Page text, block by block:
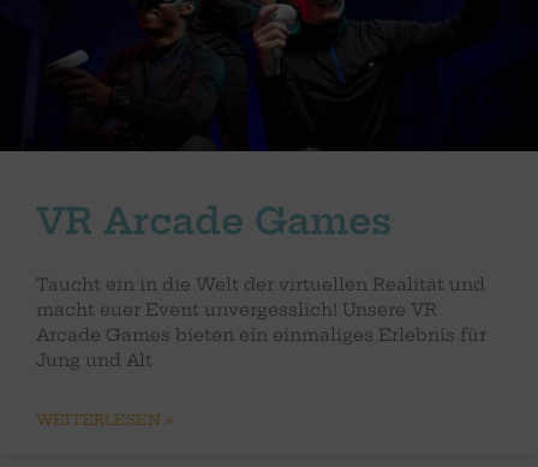
VR Arcade Games
Taucht ein in die Welt der virtuellen Realität und
macht euer Event unvergesslich! Unsere VR
Arcade Games bieten ein einmaliges Erlebnis für
Jung und Alt
WEITERLESEN »